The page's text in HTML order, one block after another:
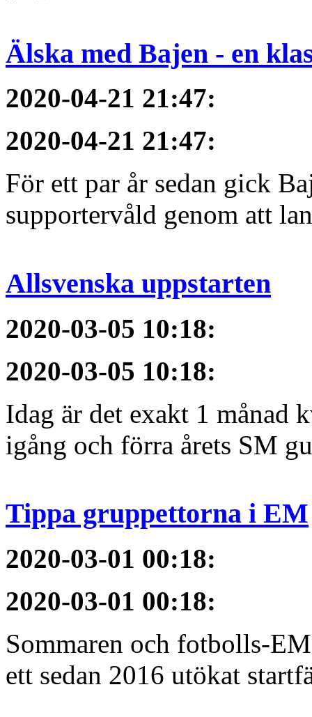
Älska med Bajen - en
2020-04-21 21:47:
2020-04-21 21:47:
För ett par år sedan gick
supportervåld genom att
Allsvenska uppstarten
2020-03-05 10:18:
2020-03-05 10:18:
Idag är det exakt 1 månad
igång och förra årets SM
Tippa gruppettorna i EM
2020-03-01 00:18:
2020-03-01 00:18:
Sommaren och fotbolls-
ett sedan 2016 utökat